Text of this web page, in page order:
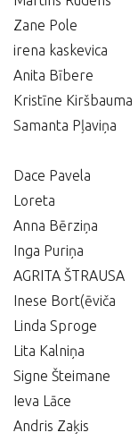
Zane Pole
irena kaskevica
Anita Bībere
Kristīne Kiršbauma
Samanta Pļaviņa
Dace Pavela
Loreta
Anna Bērziņa
Inga Puriņa
AGRITA ŠTRAUSA
Inese Bort(ēviča
Linda Sproge
Lita Kalniņa
Signe Šteimane
Ieva Lāce
Andris Zaķis